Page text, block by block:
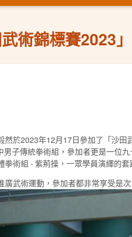
術錦標賽2023」
於2023年12月17日參加了「沙
子傳統拳術組，參加者更是一位
術組 - 紫荊操，一眾學員演繹的
武術運動，參加者都非常享受是